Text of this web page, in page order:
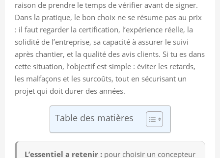
raison de prendre le temps de vérifier avant de signer.
Dans la pratique, le bon choix ne se résume pas au prix
: il faut regarder la certification, l’expérience réelle, la
solidité de l’entreprise, sa capacité à assurer le suivi
après chantier, et la qualité des avis clients. Si tu es dans
cette situation, l’objectif est simple : éviter les retards,
les malfaçons et les surcoûts, tout en sécurisant un
projet qui doit durer des années.
Table des matières
L’essentiel a retenir : pour choisir un concepteur